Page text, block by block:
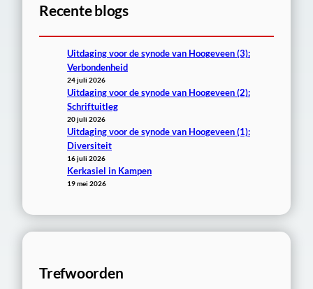
n
Recente blogs
Uitdaging voor de synode van Hoogeveen (3):
Verbondenheid
24 juli 2026
Uitdaging voor de synode van Hoogeveen (2):
Schriftuitleg
20 juli 2026
Uitdaging voor de synode van Hoogeveen (1):
Diversiteit
16 juli 2026
Kerkasiel in Kampen
19 mei 2026
Trefwoorden